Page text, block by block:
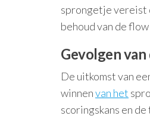
sprongetje vereist
behoud van de flow
Gevolgen
De uitkomst van
winnenvan het
scoringskans en